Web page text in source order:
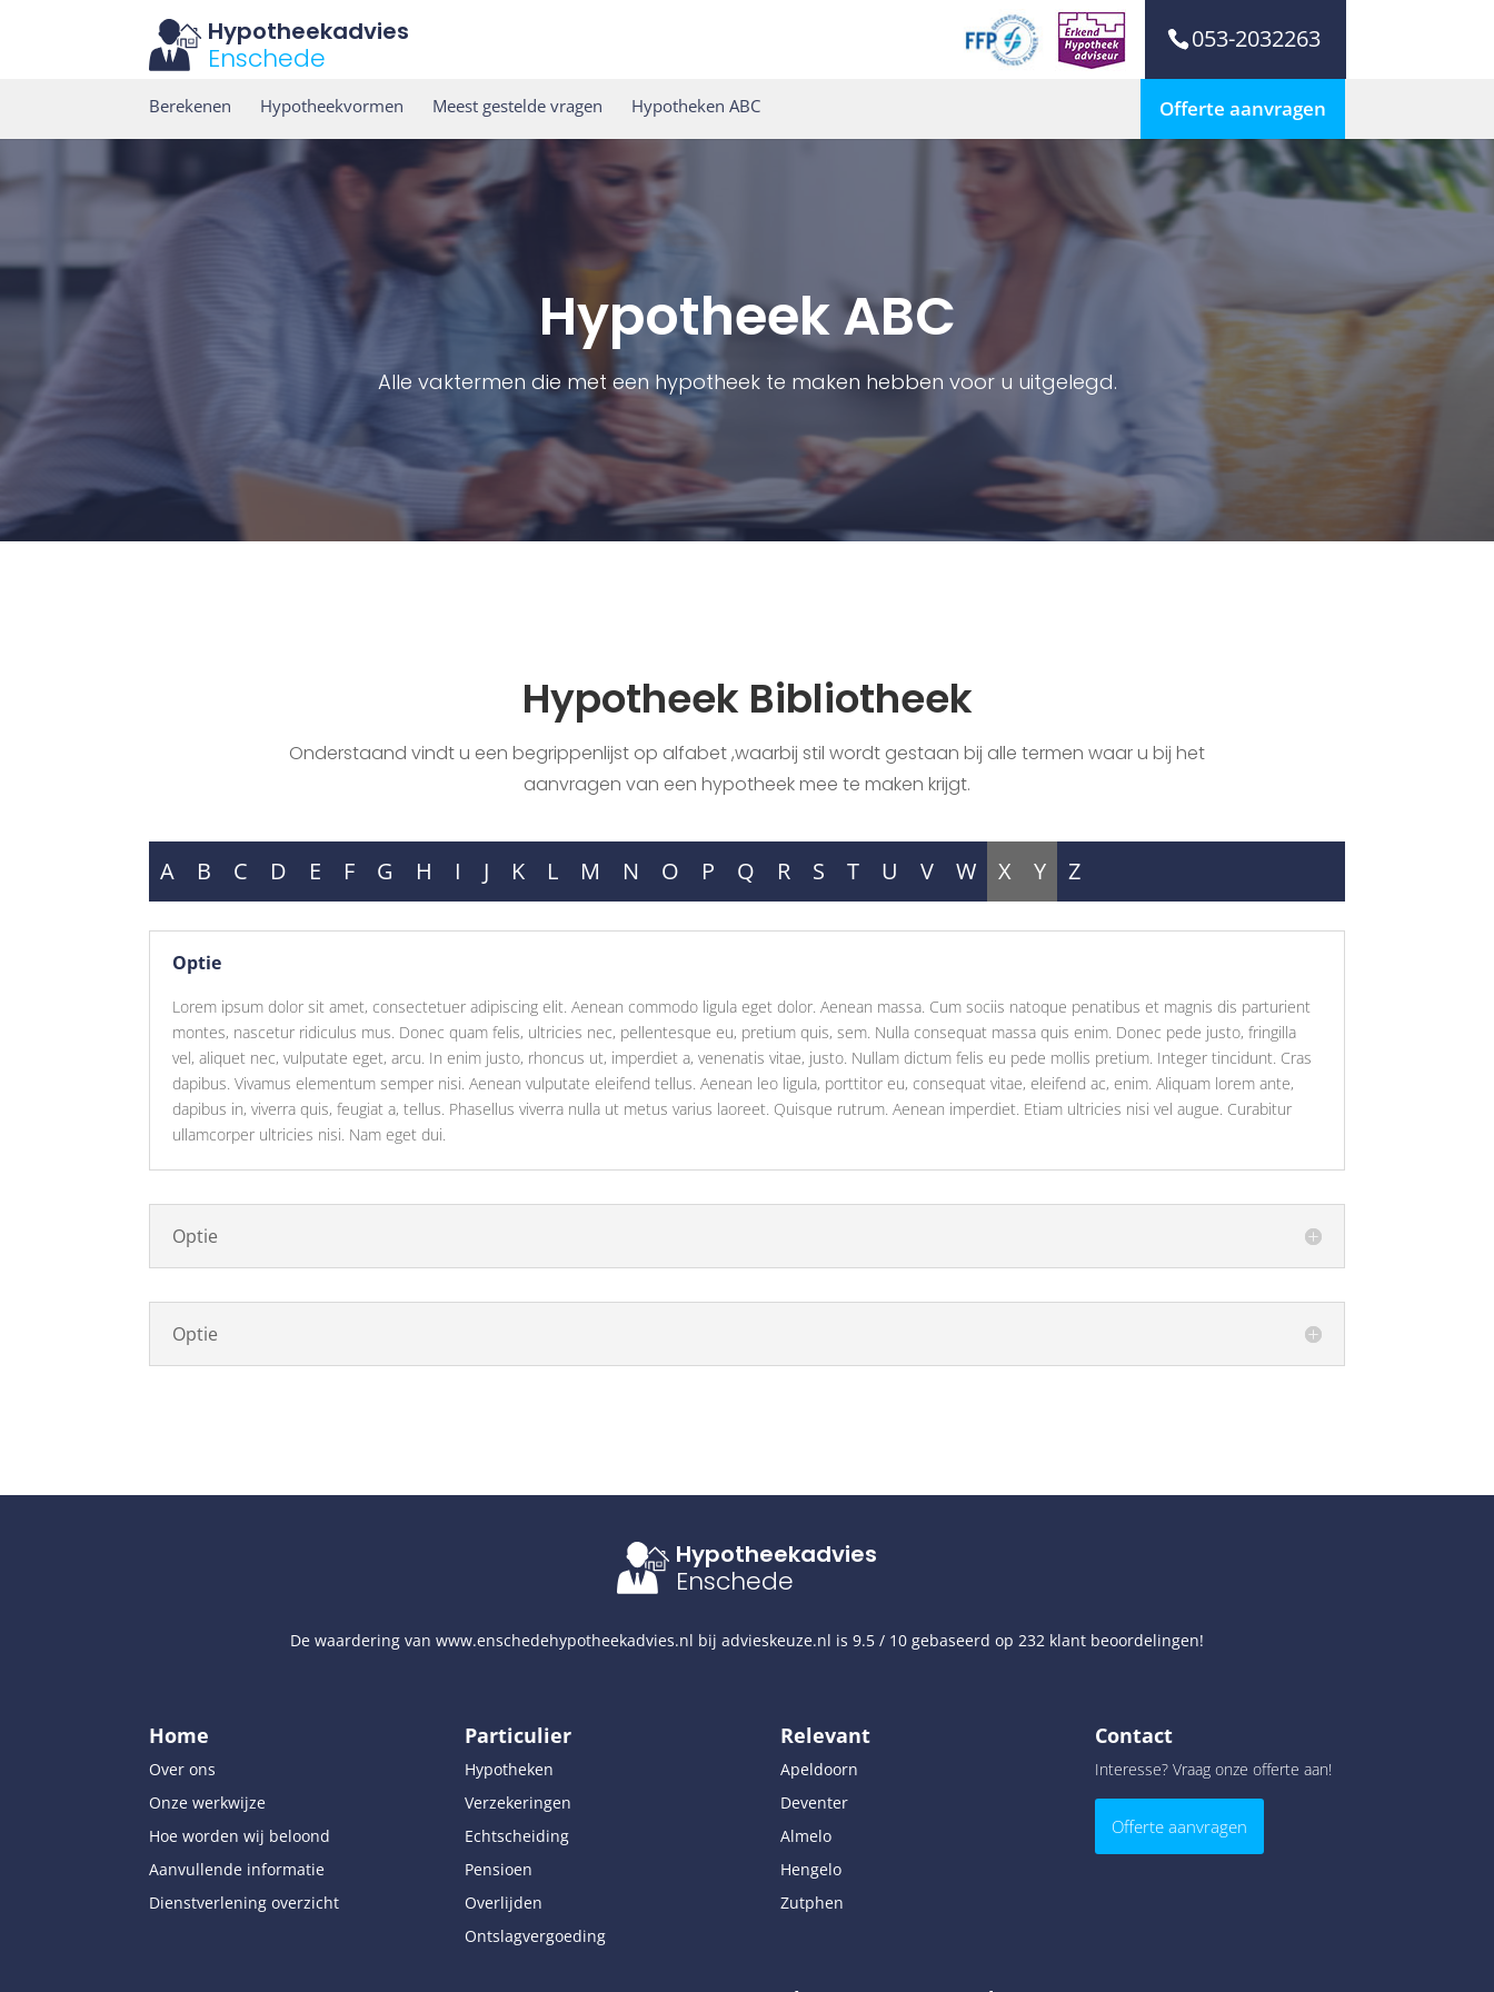
Hypotheekadvies
Enschede
053-2032263
Berekenen Hypotheekvormen Meest gestelde vragen Hypotheken ABC Offerte aanvragen
Hypotheek ABC
Alle vaktermen die met een hypotheek te maken hebben voor u uitgelegd.
Hypotheek Bibliotheek
Onderstaand vindt u een begrippenlijst op alfabet ,waarbij stil wordt gestaan bij alle termen waar u bij het
aanvragen van een hypotheek mee te maken krijgt.
A B C D E F G H I J K L M N O P Q R S T U V W X Y Z
Optie
Lorem ipsum dolor sit amet, consectetuer adipiscing elit. Aenean commodo ligula eget dolor. Aenean massa. Cum sociis natoque penatibus et magnis dis parturient
montes, nascetur ridiculus mus. Donec quam felis, ultricies nec, pellentesque eu, pretium quis, sem. Nulla consequat massa quis enim. Donec pede justo, fringilla
vel, aliquet nec, vulputate eget, arcu. In enim justo, rhoncus ut, imperdiet a, venenatis vitae, justo. Nullam dictum felis eu pede mollis pretium. Integer tincidunt. Cras
dapibus. Vivamus elementum semper nisi. Aenean vulputate eleifend tellus. Aenean leo ligula, porttitor eu, consequat vitae, eleifend ac, enim. Aliquam lorem ante,
dapibus in, viverra quis, feugiat a, tellus. Phasellus viverra nulla ut metus varius laoreet. Quisque rutrum. Aenean imperdiet. Etiam ultricies nisi vel augue. Curabitur
ullamcorper ultricies nisi. Nam eget dui.
Optie
Optie
Hypotheekadvies
Enschede
De waardering van www.enschedehypotheekadvies.nl bij advieskeuze.nl is 9.5 / 10 gebaseerd op 232 klant beoordelingen!
Home
Over ons
Onze werkwijze
Hoe worden wij beloond
Aanvullende informatie
Dienstverlening overzicht
Particulier
Hypotheken
Verzekeringen
Echtscheiding
Pensioen
Overlijden
Ontslagvergoeding
Relevant
Apeldoorn
Deventer
Almelo
Hengelo
Zutphen
Contact
Interesse? Vraag onze offerte aan!
Offerte aanvragen